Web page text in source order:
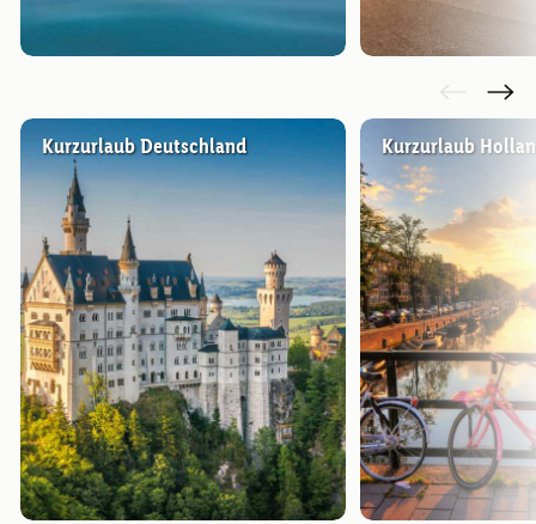
Kurzurlaub Deutschland Kurzurlaub